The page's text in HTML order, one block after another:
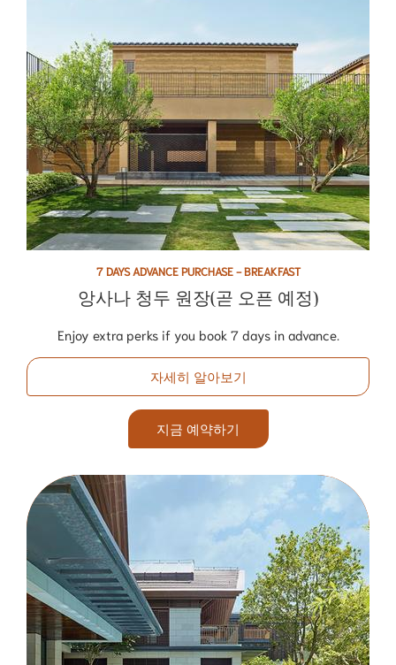
7 DAYS ADVANCE PURCHASE - BREAKFAST
앙사나 청두 원장(곧 오픈 예정)
Enjoy extra perks if you book 7 days in advance.
자세히 알아보기
지금 예약하기